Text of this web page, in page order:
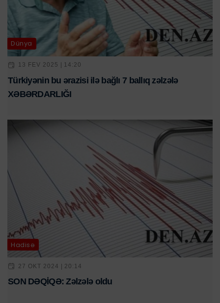
Dünya
13 FEV 2025 | 14:20
Türkiyənin bu ərazisi ilə bağlı 7 ballıq zəlzələ
XƏBƏRDARLIĞI
Hadisə
27 OKT 2024 | 20:14
SON DƏQİQƏ: Zəlzələ oldu